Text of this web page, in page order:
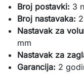
Broj postavki: 3
Broj nastavaka:
Nastavak za
mm
Nastavak za
Garancija: 2